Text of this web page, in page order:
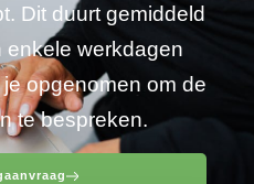
Dit duurt gemiddeld
enkele werkdagen
opgenomen om de
te bespreken.